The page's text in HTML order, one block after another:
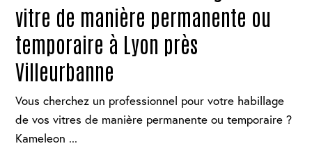
vitre de manière permanente ou
temporaire à Lyon près
Villeurbanne
Vous cherchez un professionnel pour votre habillage
de vos vitres de manière permanente ou temporaire ?
Kameleon ...